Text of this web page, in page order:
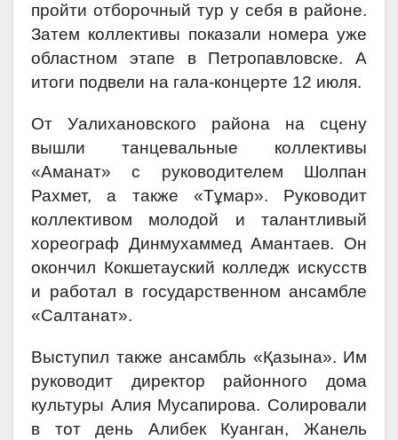
пройти отборочный тур у себя в районе.
Затем коллективы показали номера уже
областном этапе в Петропавловске. А
итоги подвели на гала-концерте 12 июля.
От Уалихановского района на сцену
вышли танцевальные коллективы
«Аманат» с руководителем Шолпан
Рахмет, а также «Тұмар». Руководит
коллективом молодой и талантливый
хореограф Динмухаммед Амантаев. Он
окончил Кокшетауский колледж искусств
и работал в государственном ансамбле
«Салтанат».
Выступил также ансамбль «Қазына». Им
руководит директор районного дома
культуры Алия Мусапирова. Солировали
в тот день Алибек Куанган, Жанель